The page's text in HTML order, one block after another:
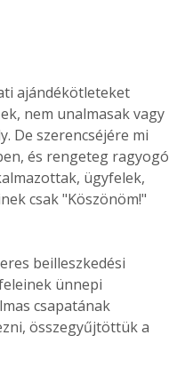
ajándékötleteket
nem unalmasak vagy
De szerencséjére mi
és rengeteg ragyogó
ügyfelek,
csak "Köszönöm!"
beilleszkedési
ünnepi
csapatának
összegyűjtöttük a